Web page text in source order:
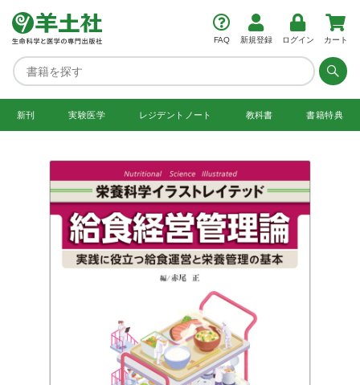
FAQ 新規登録 ログイン カート
新刊 実験医学 レジデント ノート 教科書 書籍特典